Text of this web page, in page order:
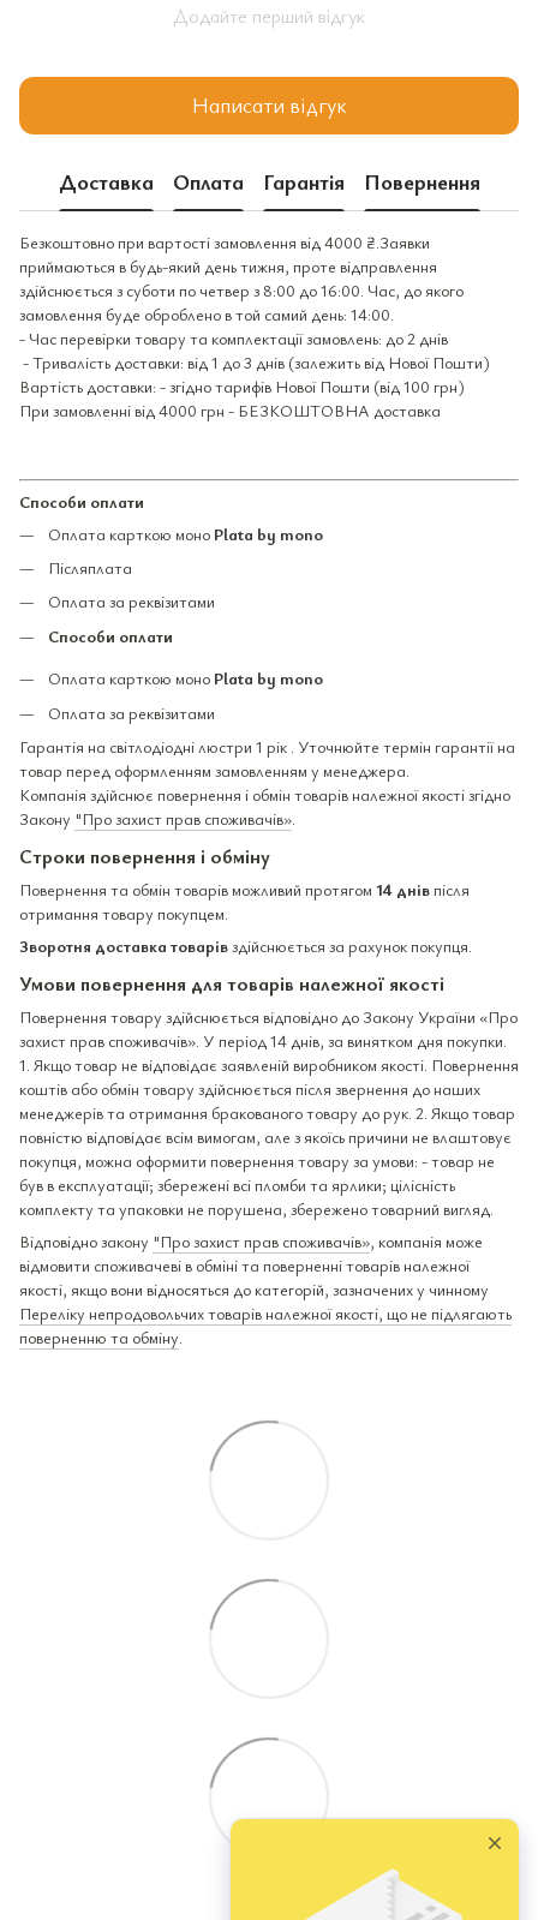
Додайте перший відгук
Написати відгук
Доставка Оплата Гарантія Повернення
Безкоштовно при вартості замовлення від 4000 ₴.Заявки
приймаються в будь-який день тижня, проте відправлення
здійснюється з суботи по четвер з 8:00 до 16:00. Час, до якого
замовлення буде оброблено в той самий день: 14:00.
- Час перевірки товару та комплектації замовлень: до 2 днів
- Тривалість доставки: від 1 до 3 днів (залежить від Нової Пошти)
Вартість доставки: - згідно тарифів Нової Пошти (від 100 грн)
При замовленні від 4000 грн - БЕЗКОШТОВНА доставка
Способи оплати
Оплата карткою моно Plata by mono
Післяплата
Оплата за реквізитами
Способи оплати
Оплата карткою моно Plata by mono
Оплата за реквізитами
Гарантія на світлодіодні люстри 1 рік . Уточнюйте термін гарантії на
товар перед оформленням замовленням у менеджера.
Компанія здійснює повернення і обмін товарів належної якості згідно
Закону "Про захист прав споживачів».
Строки повернення і обміну
Повернення та обмін товарів можливий протягом 14 днів після
отримання товару покупцем.
Зворотня доставка товарівздійснюється за рахунок покупця.
Умови повернення для товарів належної якості
Повернення товару здійснюється відповідно до Закону України «Про
захист прав споживачів». У період 14 днів, за винятком дня покупки.
1. Якщо товар не відповідає заявленій виробником якості. Повернення
коштів або обмін товару здійснюється після звернення до наших
менеджерів та отримання бракованого товару до рук. 2. Якщо товар
повністю відповідає всім вимогам, але з якоїсь причини не влаштовує
покупця, можна оформити повернення товару за умови: - товар не
був в експлуатації; збережені всі пломби та ярлики; цілісність
комплекту та упаковки не порушена, збережено товарний вигляд.
Відповідно закону "Про захист прав споживачів», компанія може
відмовити споживачеві в обміні та поверненні товарів належної
якості, якщо вони відносяться до категорій, зазначених у чинному
Переліку непродовольчих товарів належної якості, що не підлягають
поверненню та обміну